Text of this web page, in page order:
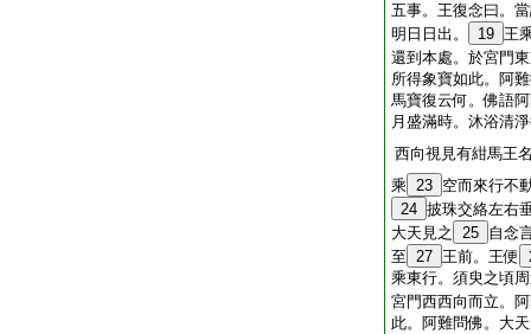
五事。王復念曰。
明日日出。
19 王
還到本處。於宮門
所得象寶如此。阿
馬寶復云何。佛語
月盛滿時。沐浴清
西向視見有紺馬王
乘 23 空而來行不
24 披珠交絡左右
大天見之
25 自念
至 27 王前。王便
乘東行。須臾之頃
宮門西西向而立。
此。阿難問佛。大